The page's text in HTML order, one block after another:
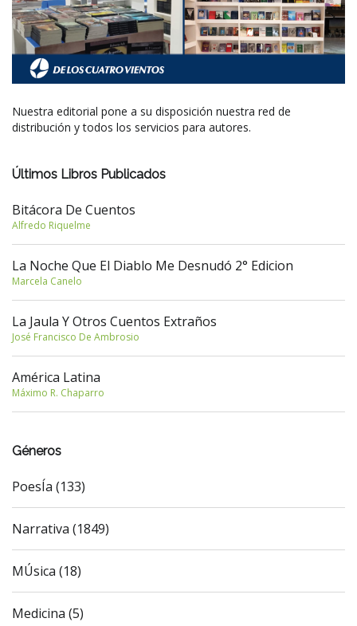
Nuestra editorial pone a su disposición nuestra red de
distribución y todos los servicios para autores.
Últimos Libros Publicados
Bitácora De Cuentos
Alfredo Riquelme
La Noche Que El Diablo Me Desnudó 2° Edicion
Marcela Canelo
La Jaula Y Otros Cuentos Extraños
José Francisco De Ambrosio
América Latina
Máximo R. Chaparro
Géneros
PoesÍa (133)
Narrativa (1849)
MÚsica (18)
Medicina (5)